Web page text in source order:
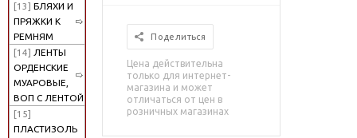
[13] БЛЯХИ И
ПРЯЖКИ К
РЕМНЯМ
[14] ЛЕНТЫ
ОРДЕНСКИЕ
МУАРОВЫЕ,
ВОП С ЛЕНТОЙ
[15]
ПЛАСТИЗОЛЬ
Поделиться
Цена действительна
только для интернет-
магазина и может
отличаться от цен в
розничных магазинах